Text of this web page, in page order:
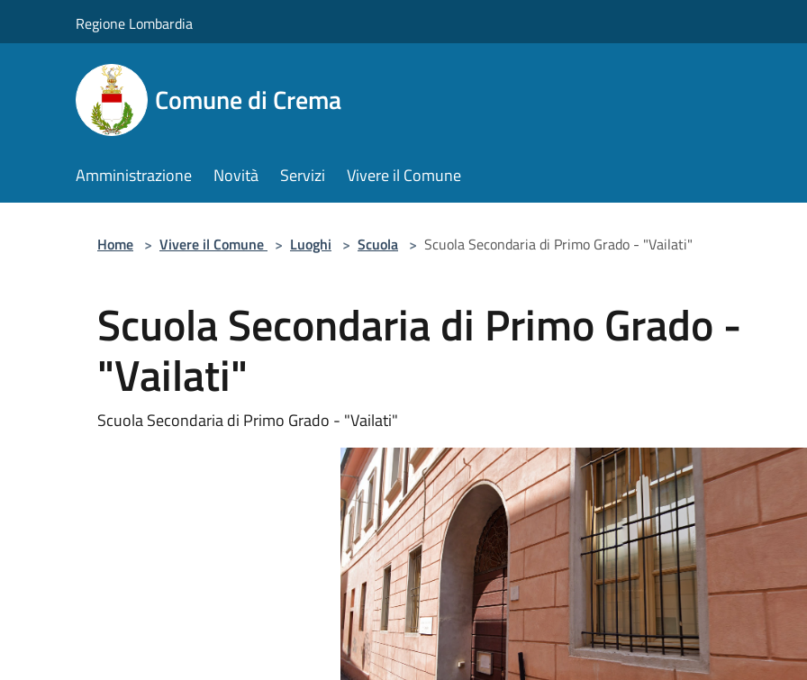
Regione Lombardia
Comune di Crema
Amministrazione Novità Servizi Vivere il Comune
Home > Vivere il Comune > Luoghi > Scuola > Scuola Secondaria di Primo Grado - "Vailati"
Scuola Secondaria di Primo Grado -
"Vailati"
Scuola Secondaria di Primo Grado - "Vailati"